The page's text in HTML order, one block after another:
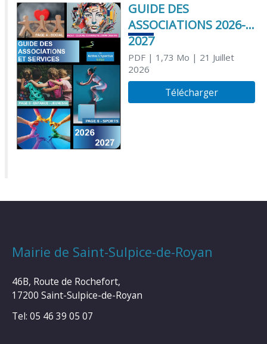
GUIDE DES
ASSOCIATIONS 2026-
2027
PDF| 1,73 Mo | 21 Juillet
2026
Télécharger
Mairie de Saint-Sulpice-de-Royan
46B, Route de Rochefort,
17200 Saint-Sulpice-de-Royan
Tel: 05 46 39 05 07